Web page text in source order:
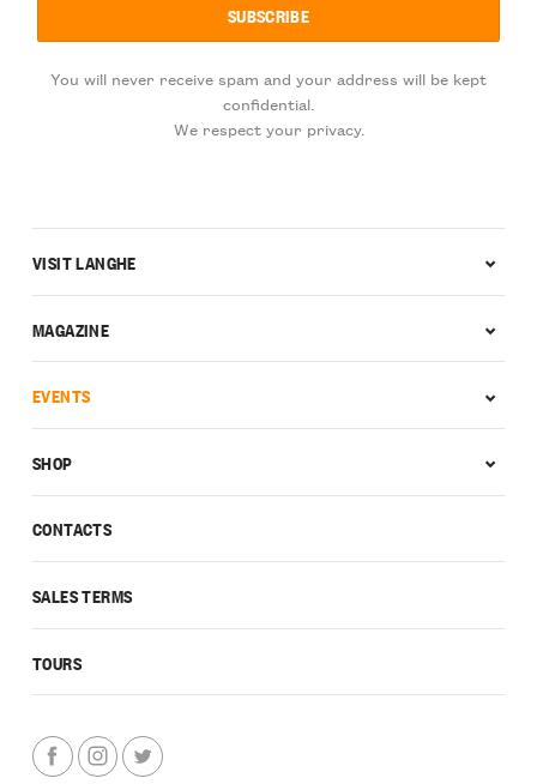
You will never receive spam and your address will be kept
confidential.
We respect your privacy.
CONTACTS
SALES TERMS
TOURS
VISIT LANGHE
MAGAZINE
EVENTS
SHOP